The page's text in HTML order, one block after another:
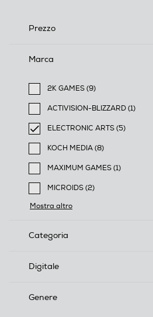
Prezzo
Marca
2K GAMES (9)
Filtra per Marca: 2K GAMES
ACTIVISION-BLIZZARD (1)
Filtra per Marca:
ELECTRONIC ARTS (5)
selected Filtro applicato per
KOCH MEDIA (8)
Filtra per Marca: KOCH MEDIA
MAXIMUM GAMES (1)
Filtra per Marca: MAXIMUM
MICROIDS (2)
Filtra per Marca: MICROIDS
Mostra altro
Categoria
Digitale
Genere